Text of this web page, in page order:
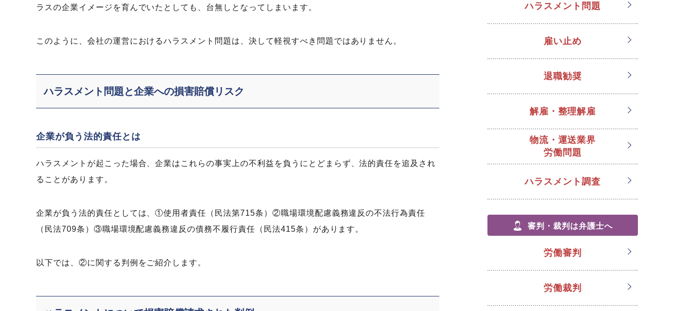
ラスの企業イメージを育んでいたとしても、台無しとなってしまいます。
このように、会社の運営におけるハラスメント問題は、決して軽視すべき問題ではありません。
ハラスメント問題と企業への損害賠償リスク
企業が負う法的責任とは
ハラスメントが起こった場合、企業はこれらの事実上の不利益を負うにとどまらず、法的責任を追及され
ることがあります。
企業が負う法的責任としては、①使用者責任（民法第715条）②職場環境配慮義務違反の不法行為責任
（民法709条）③職場環境配慮義務違反の債務不履行責任（民法415条）があります。
以下では、②に関する判例をご紹介します。
ハラスメント問題
雇い止め
退職勧奨
解雇・整理解雇
物流・運送業界
労働問題
ハラスメント調査
審判・裁判は弁護士へ
労働審判
労働裁判